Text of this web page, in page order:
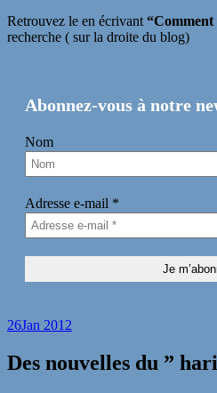
Retrouvez le en écrivant“Comment
recherche ( sur la droite du blog)
Abonnez-vous à notre
Nom
Adresse e-mail *
26Jan 2012
Des nouvelles du ”